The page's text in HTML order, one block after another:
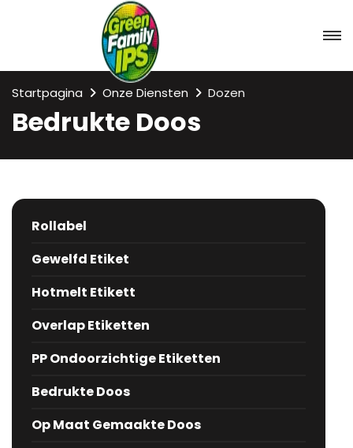
Startpagina Onze Diensten Dozen
Bedrukte Doos
Rollabel
Gewelfd Etiket
Hotmelt Etikett
Overlap Etiketten
PP Ondoorzichtige Etiketten
Bedrukte Doos
Op Maat Gemaakte Doos